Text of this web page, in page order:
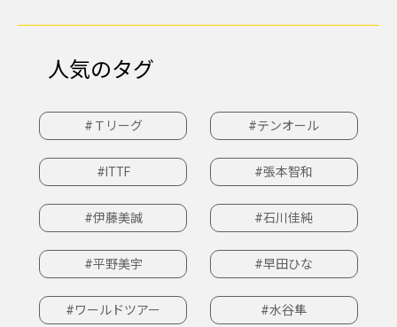
人気のタグ
#Ｔリーグ #テンオール
#ITTF #張本智和
#伊藤美誠 #石川佳純
#平野美宇 #早田ひな
#ワールドツアー #水谷隼